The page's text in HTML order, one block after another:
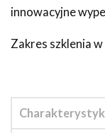
innowacyjne
Zakres szklenia